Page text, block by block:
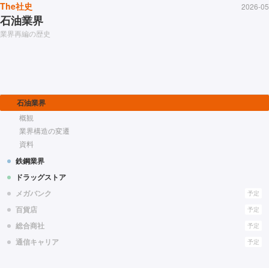
The社史 2026-05
石油業界
業界再編の歴史
石油業界
概観
業界構造の変遷
資料
鉄鋼業界
ドラッグストア
メガバンク
予定
百貨店 予定
総合商社 予定
通信キャリア 予定